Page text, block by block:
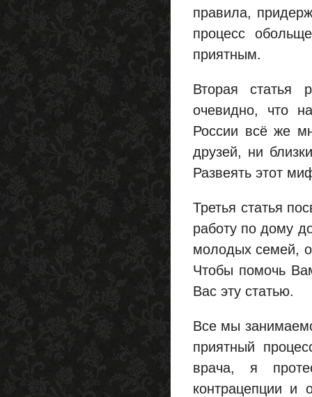
правила,
процесс
приятным.
Вторая статья
очевидно, что
России всё же
друзей, ни
Развеять этот
Третья статья
работу по дому
молодых семей,
Чтобы помочь
Вас эту статью.
Все мы
приятный
врача, я
контрацепции